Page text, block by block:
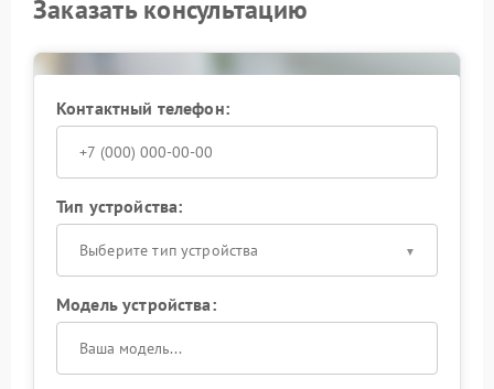
Заказать консультацию
Контактный телефон:
Тип устройства:
Выберите тип устройства
Модель устройства: